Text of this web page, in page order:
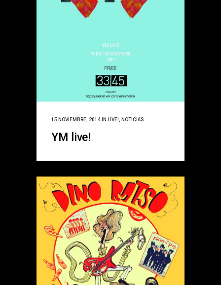
15 NOVIEMBRE, 2014 IN LIVE!, NOTICIAS
YM live!